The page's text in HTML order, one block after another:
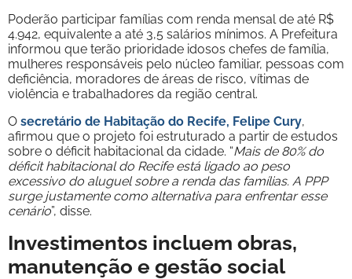
Poderão participar famílias com renda mensal de até R$
4.942, equivalente a até 3,5 salários mínimos. A Prefeitura
informou que terão prioridade idosos chefes de família,
mulheres responsáveis pelo núcleo familiar, pessoas com
deficiência, moradores de áreas de risco, vítimas de
violência e trabalhadores da região central.
O secretário de Habitação do Recife, Felipe Cury,
afirmou que o projeto foi estruturado a partir de estudos
sobre o déficit habitacional da cidade. “Mais de 80% do
déficit habitacional do Recife está ligado ao peso
excessivo do aluguel sobre a renda das famílias. A PPP
surge justamente como alternativa para enfrentar esse
cenário”, disse.
Investimentos incluem obras,
manutenção e gestão social